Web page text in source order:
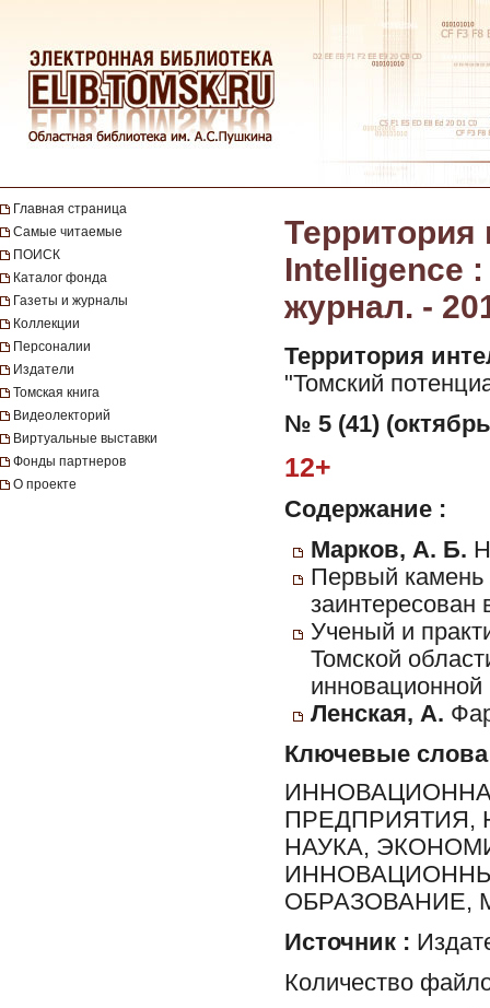
Главная страница
Самые читаемые
ПОИСК
Каталог фонда
Газеты и журналы
Коллекции
Персоналии
Издатели
Томская книга
Видеолекторий
Виртуальные выставки
Фонды партнеров
О проекте
Территория
Intelligence
журнал. -
Территория
"Томский
№ 5 (41)
12+
Содержание :
Марков, А. Б.
Первый камень
заинтересован
Ученый и
Томской
Ленская, А.
Ключевые слова
ПРЕДПРИЯТИЯ,
НАУКА,
ОБРАЗОВАНИЕ,
Источник :
Количество